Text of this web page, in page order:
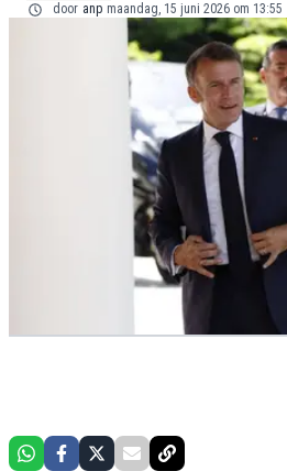
door anp maandag, 15 juni 2026 om 13:55